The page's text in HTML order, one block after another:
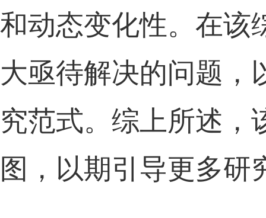
和动态变化性。 在该
大亟待解决的问题，
究范式。综上所述，
图
， 以期引导更多研